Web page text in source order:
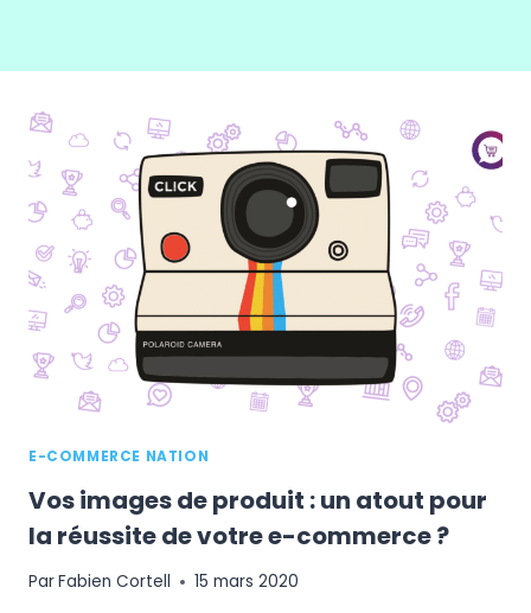
E-COMMERCE NATION
Vos images de produit : un atout pour
la réussite de votre e-commerce ?
ParFabien Cortell 15 mars 2020